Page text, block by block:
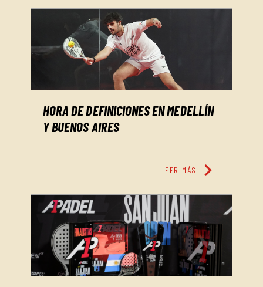
HORA DE DEFINICIONES EN MEDELLÍN
Y BUENOS AIRES
LEER MÁS chevron_right